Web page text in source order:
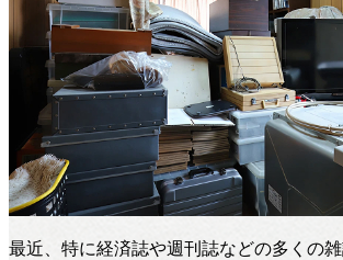
最近、特に経済誌や週刊誌などの多くの